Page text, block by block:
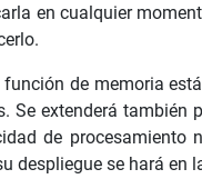
en cualquier
de memoria
Se extenderá
de procesamiento
despliegue se hará en